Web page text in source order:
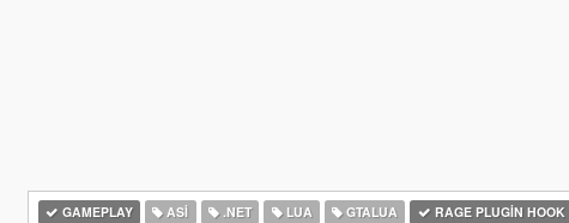
GAMEPLAY ASI .NET LUA GTALUA RAGE PLUGIN HOOK